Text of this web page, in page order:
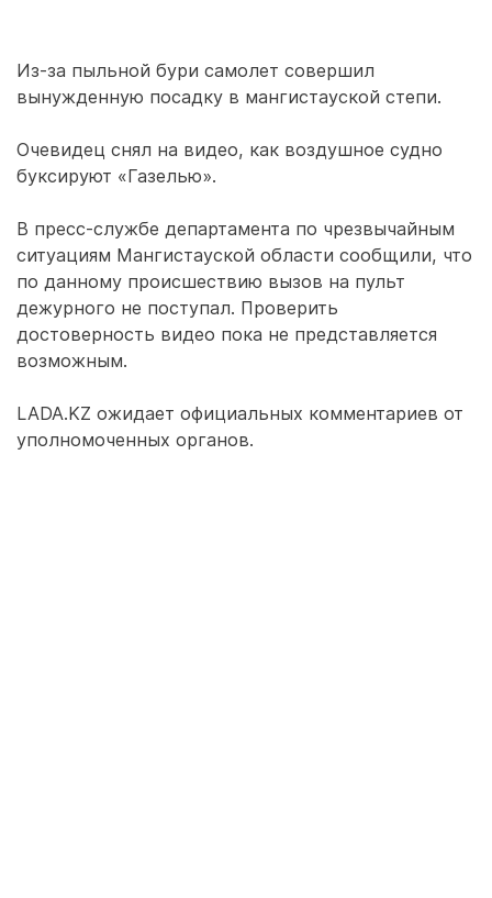
Из-за пыльной бури самолет совершил
вынужденную посадку в мангистауской степи.
Очевидец снял на видео, как воздушное судно
буксируют «Газелью».
В пресс-службе департамента по чрезвычайным
ситуациям Мангистауской области сообщили, что
по данному происшествию вызов на пульт
дежурного не поступал. Проверить
достоверность видео пока не представляется
возможным.
LADA.KZ ожидает официальных комментариев от
уполномоченных органов.